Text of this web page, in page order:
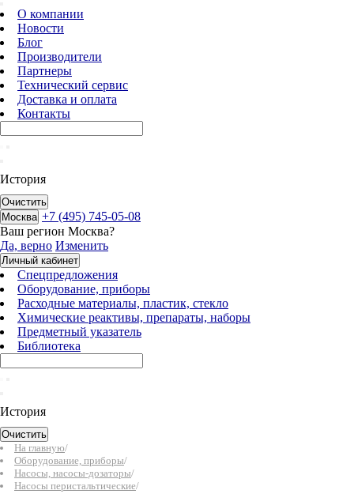
О компании
Новости
Блог
Производители
Партнеры
Технический сервис
Доставка и оплата
Контакты
История
Очистить
Москва +7 (495) 745-05-08
Ваш регион Москва?
Да, верно Изменить
Личный кабинет
Спецпредложения
Оборудование, приборы
Расходные материалы, пластик, стекло
Химические реактивы, препараты, наборы
Предметный указатель
Библиотека
История
Очистить
На главную/
Оборудование, приборы/
Насосы, насосы-дозаторы/
Насосы перистальтические/